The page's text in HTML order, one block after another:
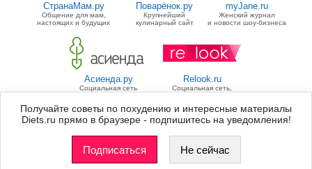
СтранаМам.ру
Общение для мам,
настоящих и будущих
Поварёнок.ру
Крупнейший
кулинарный сайт
myJane.ru
Женский журнал
и новости шоу-бизнеса
Асиенда.ру
Социальная сеть
Relook.ru
Социальная сеть,
Группа «МедиаФорт» управляет 11 проектами
для прекрасных дам.
Получайте советы по похудению и интересные материалы
Diets.ru прямо в браузере - подпишитесь на уведомления!
Подписаться Не сейчас